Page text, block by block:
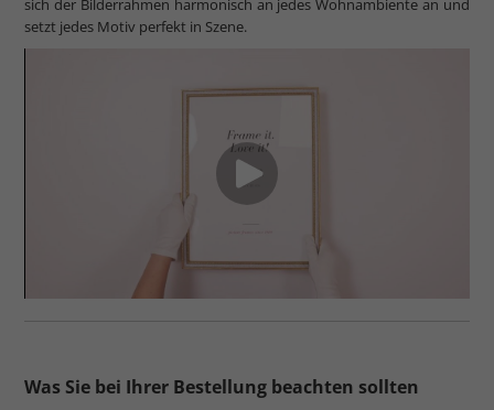
sich der Bilderrahmen harmonisch an jedes Wohnambiente an und
setzt jedes Motiv perfekt in Szene.
Was Sie bei Ihrer Bestellung beachten sollten